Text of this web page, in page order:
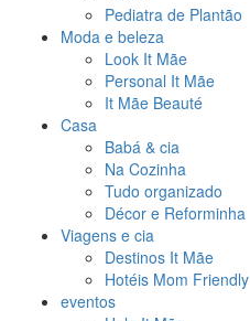
Pediatra de Plantão
Moda e beleza
Look It Mãe
Personal It Mãe
It Mãe Beauté
Casa
Babá & cia
Na Cozinha
Tudo organizado
Décor e Reforminha
Viagens e cia
Destinos It Mãe
Hotéis Mom Friendly
eventos